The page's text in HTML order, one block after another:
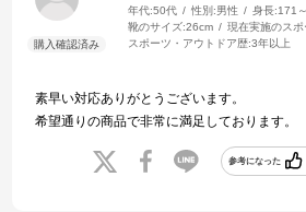
年代:50代 性別:男性 身長:171
靴のサイズ:26cm 現在実施のス
スポーツ・アウトドア歴:3年以上
素早い対応ありがとうございます。
希望通りの商品で非常に満足しております。
参考になった